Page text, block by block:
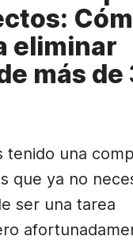
eliminar
más de
tenido una
que ya no
ser una tarea